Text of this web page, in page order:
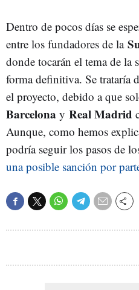
Dentro de pocos días se
entre los fundadores de la
donde tocarán el tema de la
forma definitiva. Se trataría
el proyecto, debido a que
Barcelona y Real Madrid
Aunque, como hemos
podría seguir los pasos de
una posible sanción por